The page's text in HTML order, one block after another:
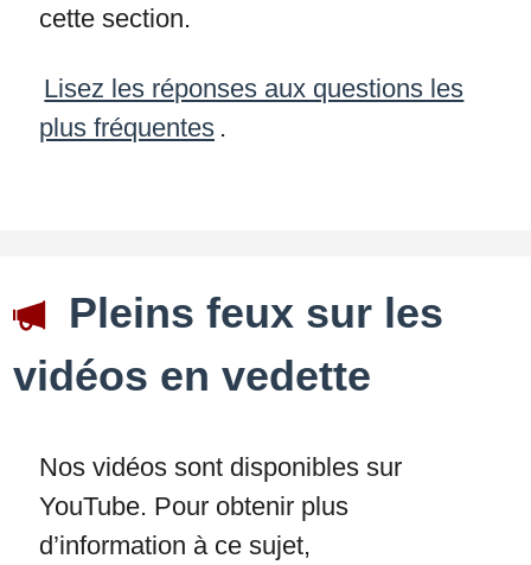
cette section.
Lisez les réponses aux questions les
plus fréquentes .
Pleins feux sur les
vidéos en vedette
Nos vidéos sont disponibles sur
YouTube. Pour obtenir plus
d’information à ce sujet,